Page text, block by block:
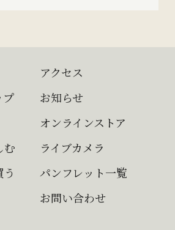
プ
む
アクセス
お知らせ
オンラインストア
ライブカメラ
パンフレット一覧
お問い合わせ